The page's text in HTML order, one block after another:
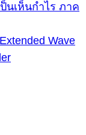
นเห็นกำไร ภาค
Wave